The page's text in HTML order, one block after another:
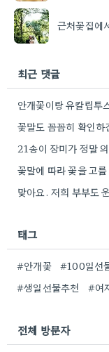
근처꽃집에
최근 댓글
태그
#안개꽃 #100일선
#생일선물추천
#여
전체 방문자